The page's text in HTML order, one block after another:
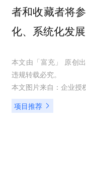
者和收藏者将
化、系统化发展
本文由「富充 」 原创
违规转载必究。
本文图片来自： 企业授
项目推荐